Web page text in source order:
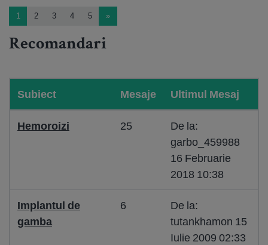
1 2 3 4 5 »
Recomandari
Subiect Mesaje Ultimul Mesaj
Hemoroizi 25
De la:
garbo_459988
16 Februarie
2018 10:38
Implantul de
gamba
6
De la:
tutankhamon 15
Iulie 2009 02:33